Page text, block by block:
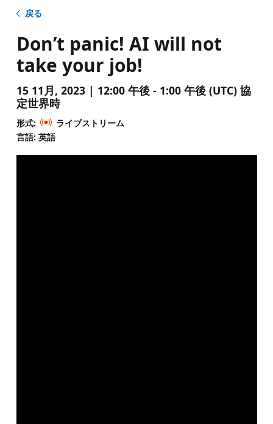
戻る
Don’t panic! AI will not
take your job!
15 11月, 2023 | 12:00 午後 - 1:00 午後 (UTC) 協
定世界時
形式:
ライブストリーム
言語: 英語